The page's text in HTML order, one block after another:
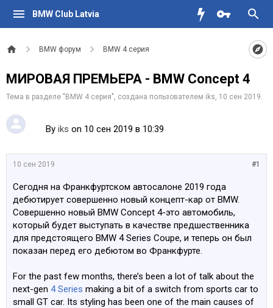
BMW Club Latvia
BMW форум BMW 4 серия
МИРОВАЯ ПРЕМЬЕРА - BMW Concept 4
Тема в разделе " BMW 4 серия", создана пользователем iks, 10 сен 2019.
By iks on 10 сен 2019 в 10:39
#1
10 сен 2019
Сегодня на Франкфуртском автосалоне 2019 года
дебютирует совершенно новый концепт-кар от BMW.
Совершенно новый BMW Concept 4-это автомобиль,
который будет выступать в качестве предшественника
для предстоящего BMW 4 Series Coupe, и теперь он был
показан перед его дебютом во Франкфурте.
For the past few months, there’s been a lot of talk about the
next-gen 4 Series making a bit of a switch from sports car to
small GT car. Its styling has been one of the main causes of